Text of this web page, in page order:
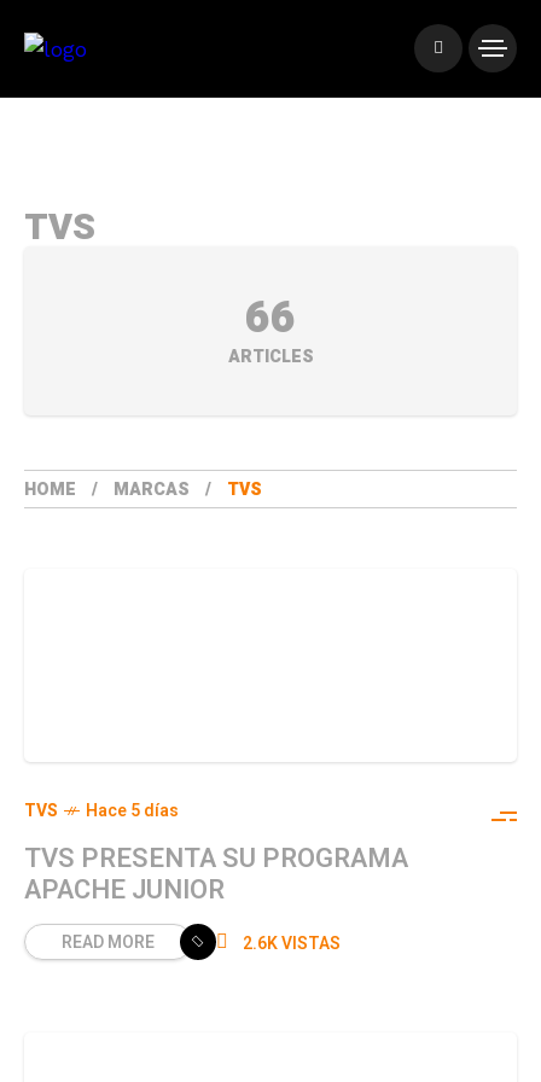
TVS
66
ARTICLES
HOME MARCAS TVS
TVS Hace 5 días
TVS PRESENTA SU PROGRAMA
APACHE JUNIOR
READ MORE 2.6K VISTAS